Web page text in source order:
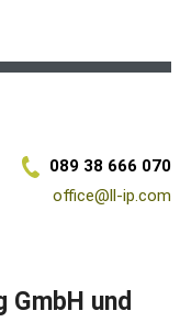
089 38 666 070
office@ll-ip.com
und